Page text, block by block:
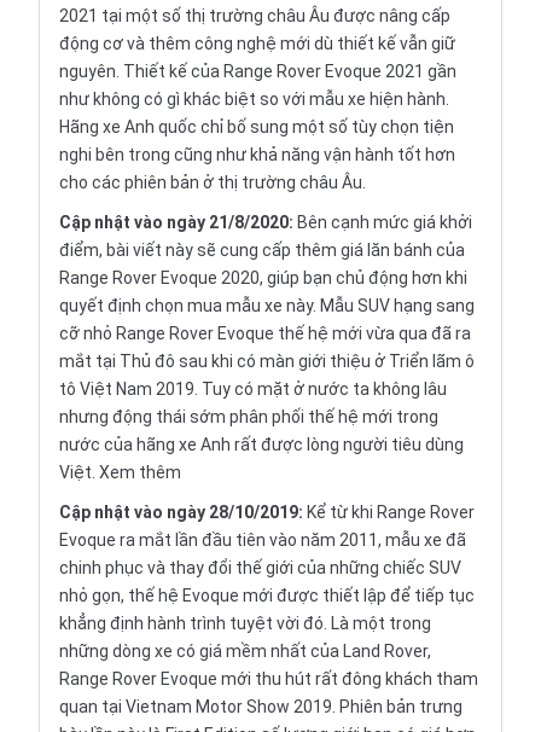
2021 tại một số thị trường châu Âu được nâng cấp
động cơ và thêm công nghệ mới dù thiết kế vẫn giữ
nguyên. Thiết kế của Range Rover Evoque 2021 gần
như không có gì khác biệt so với mẫu xe hiện hành.
Hãng xe Anh quốc chỉ bố sung một số tùy chọn tiện
nghi bên trong cũng như khả năng vận hành tốt hơn
cho các phiên bản ở thị trường châu Âu.
Cập nhật vào ngày 21/8/2020: Bên cạnh mức giá khởi
điểm, bài viết này sẽ cung cấp thêm giá lăn bánh của
Range Rover Evoque 2020, giúp bạn chủ động hơn khi
quyết định chọn mua mẫu xe này. Mẫu SUV hạng sang
cỡ nhỏ Range Rover Evoque thế hệ mới vừa qua đã ra
mắt tại Thủ đô sau khi có màn giới thiệu ở Triển lãm ô
tô Việt Nam 2019. Tuy có mặt ở nước ta không lâu
nhưng động thái sớm phân phối thế hệ mới trong
nước của hãng xe Anh rất được lòng người tiêu dùng
Việt. Xem thêm
Cập nhật vào ngày 28/10/2019: Kể từ khi Range Rover
Evoque ra mắt lần đầu tiên vào năm 2011, mẫu xe đã
chinh phục và thay đổi thế giới của những chiếc SUV
nhỏ gọn, thế hệ Evoque mới được thiết lập để tiếp tục
khẳng định hành trình tuyệt vời đó. Là một trong
những dòng xe có giá mềm nhất của Land Rover,
Range Rover Evoque mới thu hút rất đông khách tham
quan tại Vietnam Motor Show 2019. Phiên bản trưng